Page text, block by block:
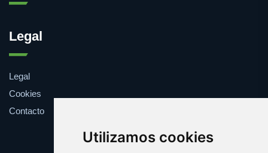
Utilizamos cookies
Legal
Legal
Cookies
Contacto